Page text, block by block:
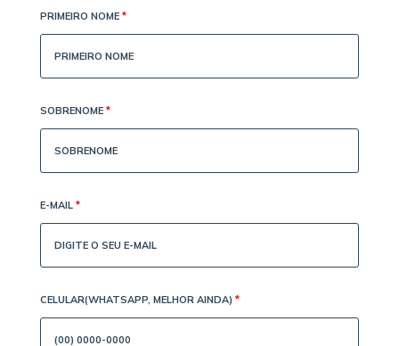
PRIMEIRO NOME *
SOBRENOME *
E-MAIL *
CELULAR(WHATSAPP, MELHOR AINDA) *